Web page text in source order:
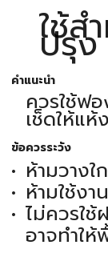
ใช้ส
ปรุง
คำแนะนำ
ควรใช้ฟอ
เช็ดให้แ
ข้อควรระวัง
ห้ามวางใ
ห้ามใช้งา
ไม่ควรใช้
อาจทำใ